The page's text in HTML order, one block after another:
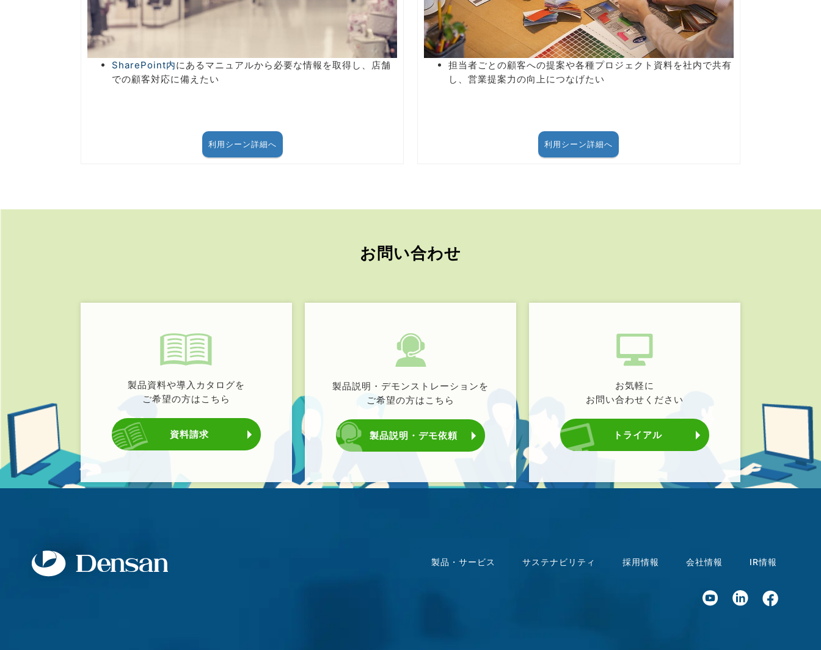
SharePoint内にあるマニュアルから必要な情報を取得し、店舗
での顧客対応に備えたい
利用シーン詳細へ
担当者ごとの顧客への提案や各種プロジェクト資料を社内で共有
し、営業提案力の向上につなげたい
利用シーン詳細へ
お問い合わせ
製品資料や導入カタログを
ご希望の方はこちら
資料請求
製品説明・デモンストレーションを
ご希望の方はこちら
製品説明・デモ依頼
お気軽に
お問い合わせください
トライアル
製品・サービス サステナビリティ 採用情報 会社情報 IR情報